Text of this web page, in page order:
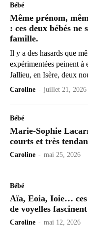
Bébé
Même prénom,
: ces deux bébés
famille.
Il y a des hasards que
expérimentées peinent
Jallieu, en Isère, deux
Caroline - juillet 21, 2026
Bébé
Marie-Sophie
courts et très
Caroline - mai 25, 2026
Bébé
Aïa, Eoia, Ioie… ces
de voyelles
Caroline - mai 12, 2026